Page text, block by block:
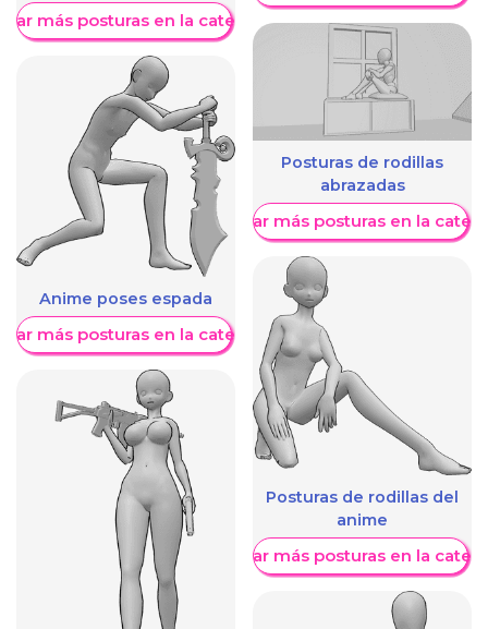
más posturas en la categoría
Anime poses espada
más posturas en la categoría
Posturas de rodillas
abrazadas
Mostrar más posturas en la
Posturas de rodillas del
anime
Mostrar más posturas en la